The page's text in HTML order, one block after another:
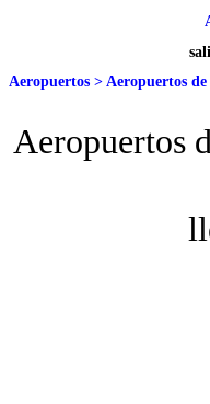
Aeropuertos > Aeropuertos
Aeropuertos